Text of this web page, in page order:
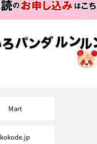
Mart
kokode.jp